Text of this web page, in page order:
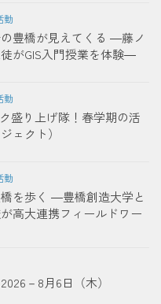
動
豊橋が見えてくる ―藤ノ
がGIS入門授業を体験―
動
盛り上げ隊！春学期の活
ェクト）
動
を歩く ―豊橋創造大学と
高大連携フィールドワー
－8月6日（木）